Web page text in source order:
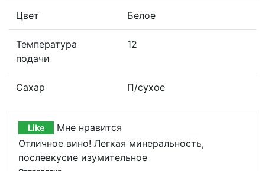
Цвет Белое
Температура
подачи
12
Сахар П/сухое
Like
Мне нравится
Отличное вино! Легкая минеральность,
послевкусие изумительное